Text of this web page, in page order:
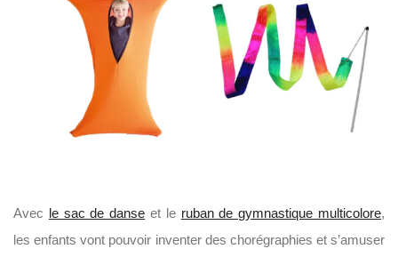
Avec le sac de danse et le ruban de gymnastique multicolore,
les enfants vont pouvoir inventer des chorégraphies et s’amuser